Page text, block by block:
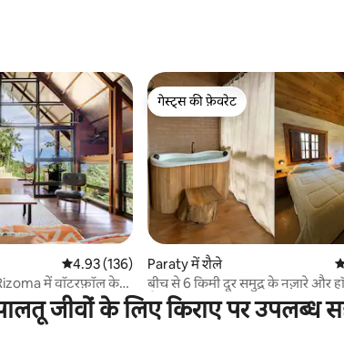
औसत रेटिंग 5 में से 4.93, 136 समीक्षाएँ
4.93 (136)
में वॉटरफ़ॉल के
गेस्ट्स की फ़ेवरेट
गेस्ट्स की फ़ेवरेट
Paraty में शैले
बीच से 6 किमी दूर समुद्र के नज़ारे और
शैले 1
जीवों के लिए किराए पर उपलब्ध